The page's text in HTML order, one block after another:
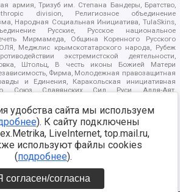
армия, Тризуб им. Степана Бандеры, Братство,
division, Религиозное объединение
Народная Социальная Инициатива, TulaSkins,
Русские, Русское национальное
Мирмамеда, Община Коренного Русского
Меджлис крымскотатарского народа, Рубеж
экстремистской деятельности,
Штольц, В честь иконы Божией Матери
Фирма, Молодежная правозащитная
и Единения, Каракольская инициативная
Союз Славянских Сил Руси, Алля-Аят,
Башкорт, Нация и свобода, W.H.С., Фалунь
Патриотический клуб-Новокузнецк/РПК,
Фонд борьбы с коррупцией, Фонд защиты прав
Совет граждан СССР Прикубанского округа г.
ru/documents/7822/
удобства сайта мы используем
). К сайту подключены
LiveInternet, top.mail.ru,
используют файлы cookies
(подробнее).
согласен/согласна